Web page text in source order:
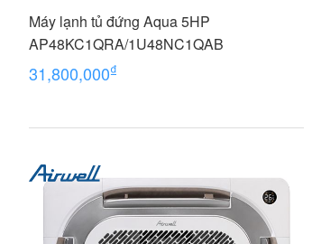
Máy lạnh tủ đứng Aqua 5HP
AP48KC1QRA/1U48NC1QAB
31,800,000₫